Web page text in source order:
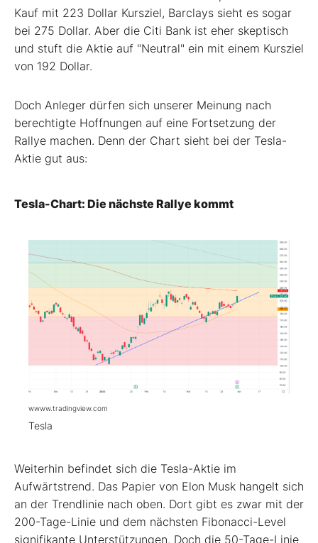
Kauf mit 223 Dollar Kursziel, Barclays sieht es sogar
bei 275 Dollar. Aber die Citi Bank ist eher skeptisch
und stuft die Aktie auf "Neutral" ein mit einem Kursziel
von 192 Dollar.
Doch Anleger dürfen sich unserer Meinung nach
berechtigte Hoffnungen auf eine Fortsetzung der
Rallye machen. Denn der Chart sieht bei der Tesla-
Aktie gut aus:
Tesla-Chart: Die nächste Rallye kommt
wwww.tradingview.com
Tesla
Weiterhin befindet sich die Tesla-Aktie im
Aufwärtstrend. Das Papier von Elon Musk hangelt sich
an der Trendlinie nach oben. Dort gibt es zwar mit der
200-Tage-Linie und dem nächsten Fibonacci-Level
signifikante Unterstützungen. Doch die 50-Tage-Linie